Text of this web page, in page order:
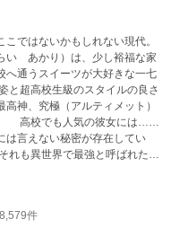
ではないかもしれない現代。
あかり）は、少し裕福な家
へ通うスイーツが大好きな一七
神、究極（アルティメット）
高校でも人気の彼女には……
は言えない秘密が存在してい
・ノーランド（♂）の記憶。
そんな前世の記憶と、現世の
……。 この世界は異世界から
件